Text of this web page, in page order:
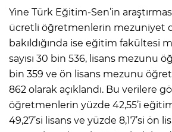
Yine Türk Eğitim-Sen’in
ücretli öğretmenlerin mezuniyet
bakıldığında ise eğitim fakültesi
sayısı 30 bin 536, lisans mezunu
bin 359 ve ön lisans mezunu
862 olarak açıklandı. Bu verilere
öğretmenlerin yüzde 42,55’i
49,27’si lisans ve yüzde 8,17’si ön